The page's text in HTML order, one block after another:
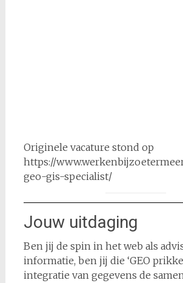
Originele vacature stond op
https://
geo-gis-specialist/
Jouw uitdaging
Ben jij de spin in het web als
informatie, ben jij die ‘GEO
integratie van gegevens de